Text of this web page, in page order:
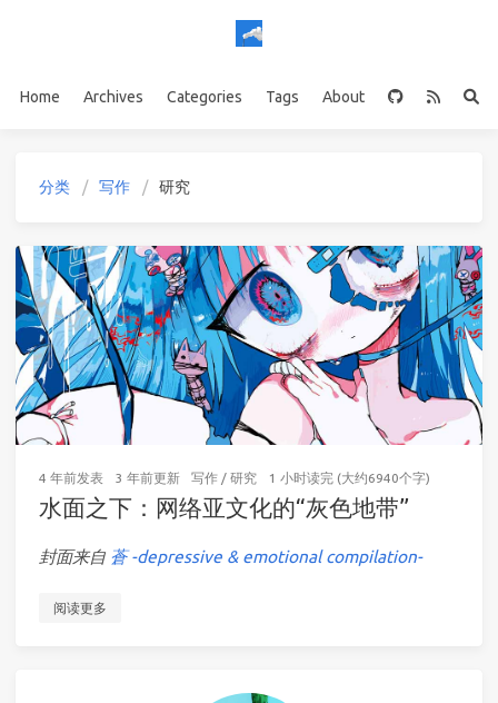
Home Archives Categories Tags About
分类 写作 研究
4 年前发表 3 年前更新 写作 / 研究 1 小时读完 (大约6940个字)
水面之下：网络亚文化的“灰色地带”
封面来自 蒼 -depressive & emotional compilation-
阅读更多